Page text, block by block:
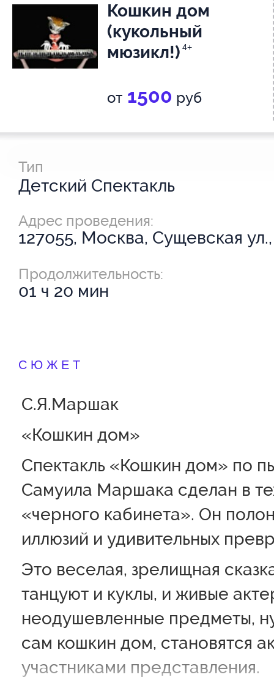
Кошкин дом
(кукольный
мюзикл!) 4+
от 1500 руб
Тип
Детский Спектакль
Адрес проведения:
127055, Москва, Сущевская
Продолжительность:
01 ч 20 мин
СЮЖЕТ
С.Я.Маршак
«Кошкин дом»
Спектакль «Кошкин дом» по
Самуила Маршака сделан в
«черного кабинета». Он
иллюзий и удивительных
Это веселая, зрелищная
танцуют и куклы, и живые
неодушевленные предметы,
сам кошкин дом, становятся
участниками представления.